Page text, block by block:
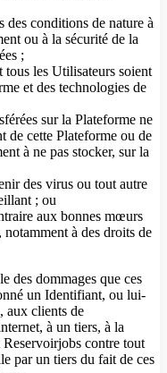
des conditions de nature à
ou à la sécurité de la
;
tous les Utilisateurs soient
et des technologies de
sur la Plateforme ne
de cette Plateforme ou de
à ne pas stocker, sur la
des virus ou tout autre
; ou
aux bonnes mœurs
à des droits de
des dommages que ces
un Identifiant, ou lui-
aux clients de
à un tiers, à la
contre tout
par un tiers du fait de ces